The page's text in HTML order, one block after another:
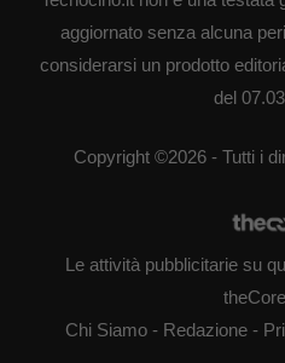
aggiornato senza alcuna
considerarsi un prodotto
del
Copyright ©2026 - Tutti i
Le attività pubblicitarie su
Chi Siamo- Redazione-